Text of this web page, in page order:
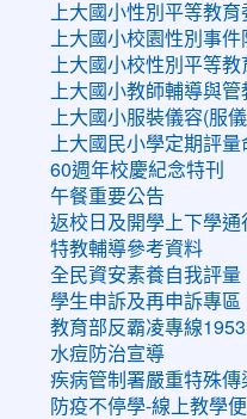
上大國小性別平等教
上大國小校園性別事
上大國小校性別平等
上大國小教師輔導與
上大國小服裝儀容(服
上大國民小學定期評
60週年校慶紀念特刊
午餐重要公告
返校日及開學上下學
特教輔導參考資料
全民資安素養自我評量
學生申訴及再申訴專區
教育部反霸凌專線1953
水痘防治宣導
疾病管制署嚴重特殊傳
防疫不停學-線上教學